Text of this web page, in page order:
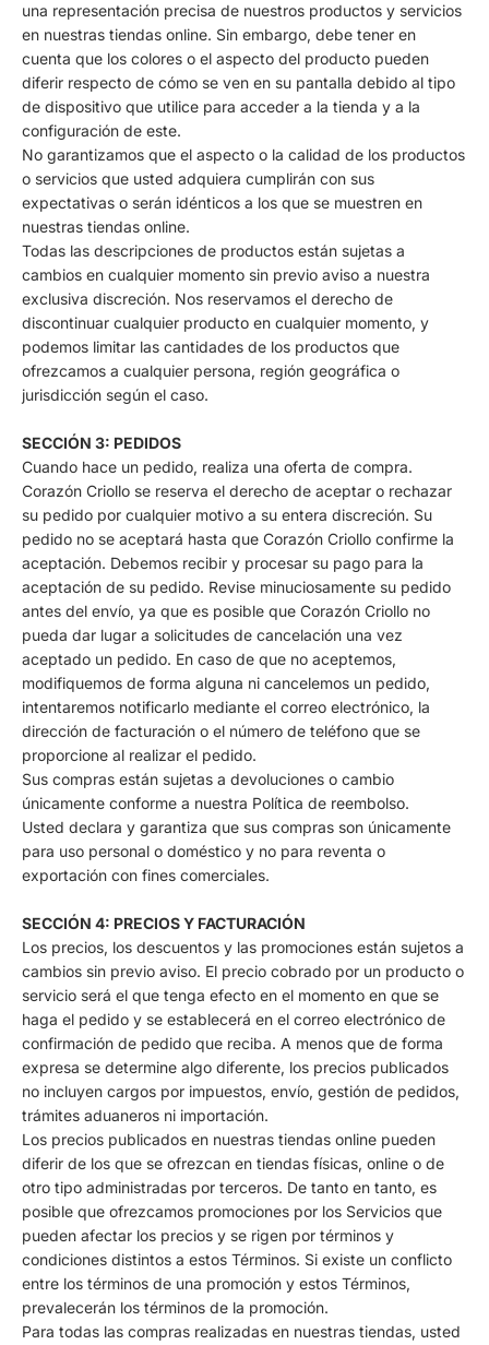
una representación precisa de nuestros productos y servicios
en nuestras tiendas online. Sin embargo, debe tener en
cuenta que los colores o el aspecto del producto pueden
diferir respecto de cómo se ven en su pantalla debido al tipo
de dispositivo que utilice para acceder a la tienda y a la
configuración de este.
No garantizamos que el aspecto o la calidad de los productos
o servicios que usted adquiera cumplirán con sus
expectativas o serán idénticos a los que se muestren en
nuestras tiendas online.
Todas las descripciones de productos están sujetas a
cambios en cualquier momento sin previo aviso a nuestra
exclusiva discreción. Nos reservamos el derecho de
discontinuar cualquier producto en cualquier momento, y
podemos limitar las cantidades de los productos que
ofrezcamos a cualquier persona, región geográfica o
jurisdicción según el caso.
SECCIÓN 3: PEDIDOS
Cuando hace un pedido, realiza una oferta de compra.
Corazón Criollo se reserva el derecho de aceptar o rechazar
su pedido por cualquier motivo a su entera discreción. Su
pedido no se aceptará hasta que Corazón Criollo confirme la
aceptación. Debemos recibir y procesar su pago para la
aceptación de su pedido. Revise minuciosamente su pedido
antes del envío, ya que es posible que Corazón Criollo no
pueda dar lugar a solicitudes de cancelación una vez
aceptado un pedido. En caso de que no aceptemos,
modifiquemos de forma alguna ni cancelemos un pedido,
intentaremos notificarlo mediante el correo electrónico, la
dirección de facturación o el número de teléfono que se
proporcione al realizar el pedido.
Sus compras están sujetas a devoluciones o cambio
únicamente conforme a nuestra Política de reembolso.
Usted declara y garantiza que sus compras son únicamente
para uso personal o doméstico y no para reventa o
exportación con fines comerciales.
SECCIÓN 4: PRECIOS Y FACTURACIÓN
Los precios, los descuentos y las promociones están sujetos a
cambios sin previo aviso. El precio cobrado por un producto o
servicio será el que tenga efecto en el momento en que se
haga el pedido y se establecerá en el correo electrónico de
confirmación de pedido que reciba. A menos que de forma
expresa se determine algo diferente, los precios publicados
no incluyen cargos por impuestos, envío, gestión de pedidos,
trámites aduaneros ni importación.
Los precios publicados en nuestras tiendas online pueden
diferir de los que se ofrezcan en tiendas físicas, online o de
otro tipo administradas por terceros. De tanto en tanto, es
posible que ofrezcamos promociones por los Servicios que
pueden afectar los precios y se rigen por términos y
condiciones distintos a estos Términos. Si existe un conflicto
entre los términos de una promoción y estos Términos,
prevalecerán los términos de la promoción.
Para todas las compras realizadas en nuestras tiendas, usted